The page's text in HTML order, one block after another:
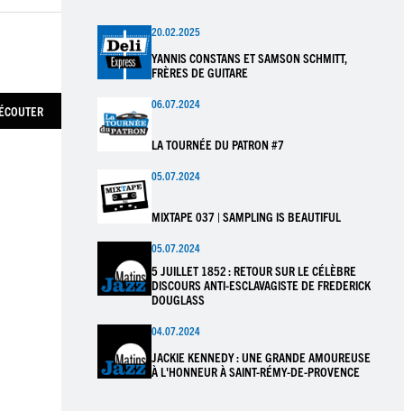
20.02.2025
YANNIS CONSTANS ET SAMSON SCHMITT,
FRÈRES DE GUITARE
06.07.2024
LA TOURNÉE DU PATRON #7
05.07.2024
MIXTAPE 037 | SAMPLING IS BEAUTIFUL
05.07.2024
5 JUILLET 1852 : RETOUR SUR LE CÉLÈBRE
DISCOURS ANTI-ESCLAVAGISTE DE FREDERICK
DOUGLASS
04.07.2024
JACKIE KENNEDY : UNE GRANDE AMOUREUSE
À L'HONNEUR À SAINT-RÉMY-DE-PROVENCE